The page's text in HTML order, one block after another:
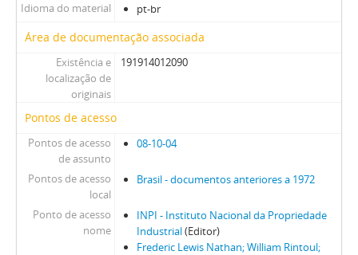
Idioma do material pt-br
Área de documentação associada
Existência e
localização de
originais
191914012090
Pontos de acesso
Pontos de acesso
de assunto
08-10-04
Pontos de acesso
local
Brasil - documentos anteriores a 1972
Ponto de acesso
nome
INPI - Instituto Nacional da Propriedade
Industrial(Editor)
Frederic Lewis Nathan; William Rintoul;